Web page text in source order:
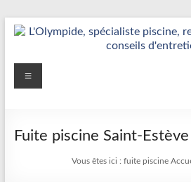
Aller
au
Détection
Réparation
Fuite
Menu
Fuite piscine Saint-Estève
Vous êtes ici : fuite piscine